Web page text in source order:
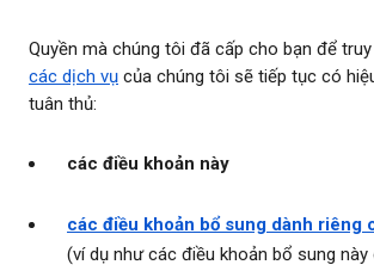
Quyền mà chúng tôi đã cấp cho bạn để
các dịch vụ của chúng tôi sẽ tiếp tục có
tuân thủ:
các điều khoản này
các điều khoản bổ sung dành riêng
(ví dụ như các điều khoản bổ sung